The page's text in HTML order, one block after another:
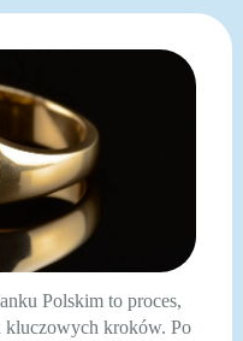
Polskim to proces,
kroków. Po